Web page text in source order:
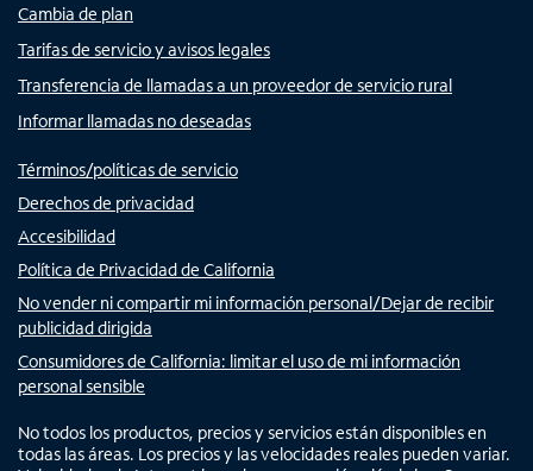
Cambia de plan
Tarifas de servicio y avisos legales
Transferencia de llamadas a un proveedor de servicio rural
Informar llamadas no deseadas
Términos/políticas de servicio
Derechos de privacidad
Accesibilidad
Política de Privacidad de California
No vender ni compartir mi información personal/Dejar de recibir
publicidad dirigida
Consumidores de California: limitar el uso de mi información
personal sensible
No todos los productos, precios y servicios están disponibles en
todas las áreas. Los precios y las velocidades reales pueden variar.